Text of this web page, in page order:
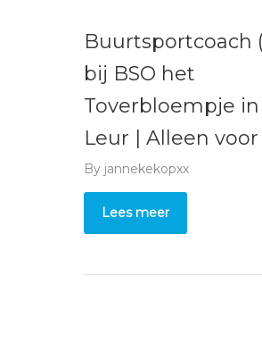
Buurtsportcoach
bij BSO het
Toverbloempje
Leur | Alleen
By jannekekopxx
Lees meer